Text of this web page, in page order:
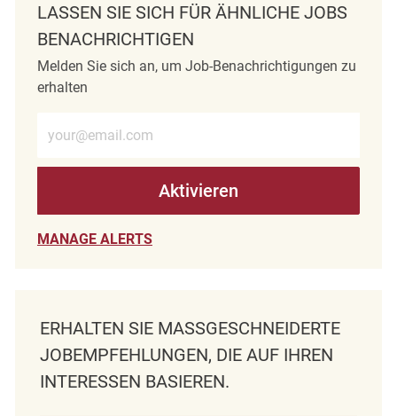
LASSEN SIE SICH FÜR ÄHNLICHE JOBS
BENACHRICHTIGEN
Melden Sie sich an, um Job-Benachrichtigungen zu
erhalten
Aktivieren
MANAGE ALERTS
ERHALTEN SIE MASSGESCHNEIDERTE J
OBEMPFEHLUNGEN, DIE AUF IHREN I
NTERESSEN BASIEREN.